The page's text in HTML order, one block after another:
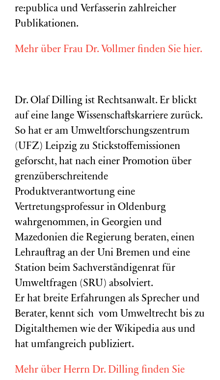
re:publica und Verfasserin zahlreicher
Publikationen.
Mehr über Frau Dr. Vollmer finden Sie hier.
Dr. Olaf Dilling ist Rechtsanwalt. Er blickt
auf eine lange Wissenschaftskarriere zurück.
So hat er am Umweltforschungszentrum
(UFZ) Leipzig zu Stickstoffemissionen
geforscht, hat nach einer Promotion über
grenzüberschreitende
Produktverantwortung eine
Vertretungsprofessur in Oldenburg
wahrgenommen, in Georgien und
Mazedonien die Regierung beraten, einen
Lehrauftrag an der Uni Bremen und eine
Station beim Sachverständigenrat für
Umweltfragen (SRU ) absolviert.
Er hat breite Erfahrungen als Sprecher und
Berater, kennt sich vom Umweltrecht bis zu
Digitalthemen wie der Wikipedia aus und
hat umfangreich publiziert.
Mehr über Herrn Dr. Dilling finden Sie